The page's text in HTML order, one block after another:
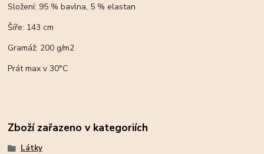
Složení: 95 % bavlna, 5 % elastan
Šíře: 143 cm
Gramáž: 200 g/m2
Prát max v 30°C
Zboží zařazeno v kategoriích
Látky